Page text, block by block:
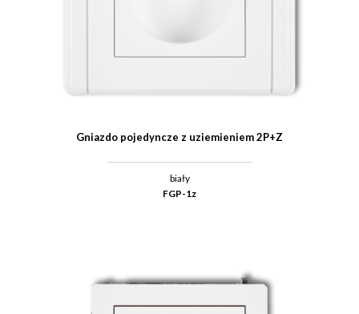
Gniazdo pojedyncze z uziemieniem 2P+Z
biały
FGP-1z